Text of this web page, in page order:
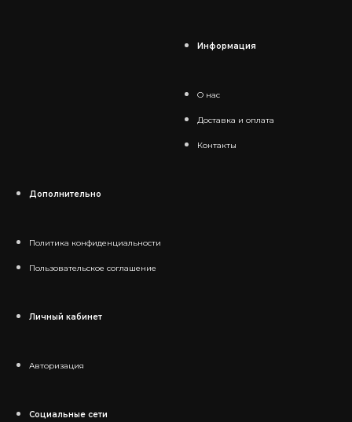
Информация
О нас
Доставка и оплата
Контакты
Дополнительно
Политика конфиденциальности
Пользовательское соглашение
Личный кабинет
Авторизация
Социальные сети